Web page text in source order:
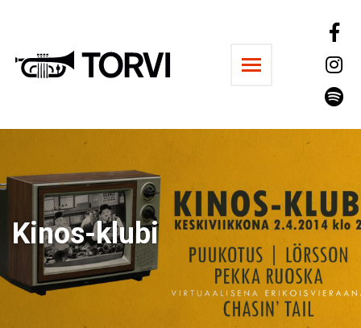
Ravintola Torvi
Kinos-klubi